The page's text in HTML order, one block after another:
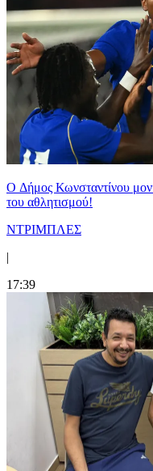
O Δήμος Κωνσταντίνου
του αθλητισμού!
ΝΤΡΙΜΠΛΕΣ
|
17:39